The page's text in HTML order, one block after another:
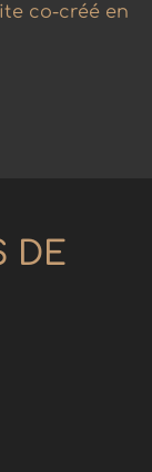
co-créé en
DE